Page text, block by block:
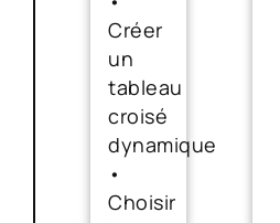
Créer
un
tableau
croisé
dynamique
•
Choisir